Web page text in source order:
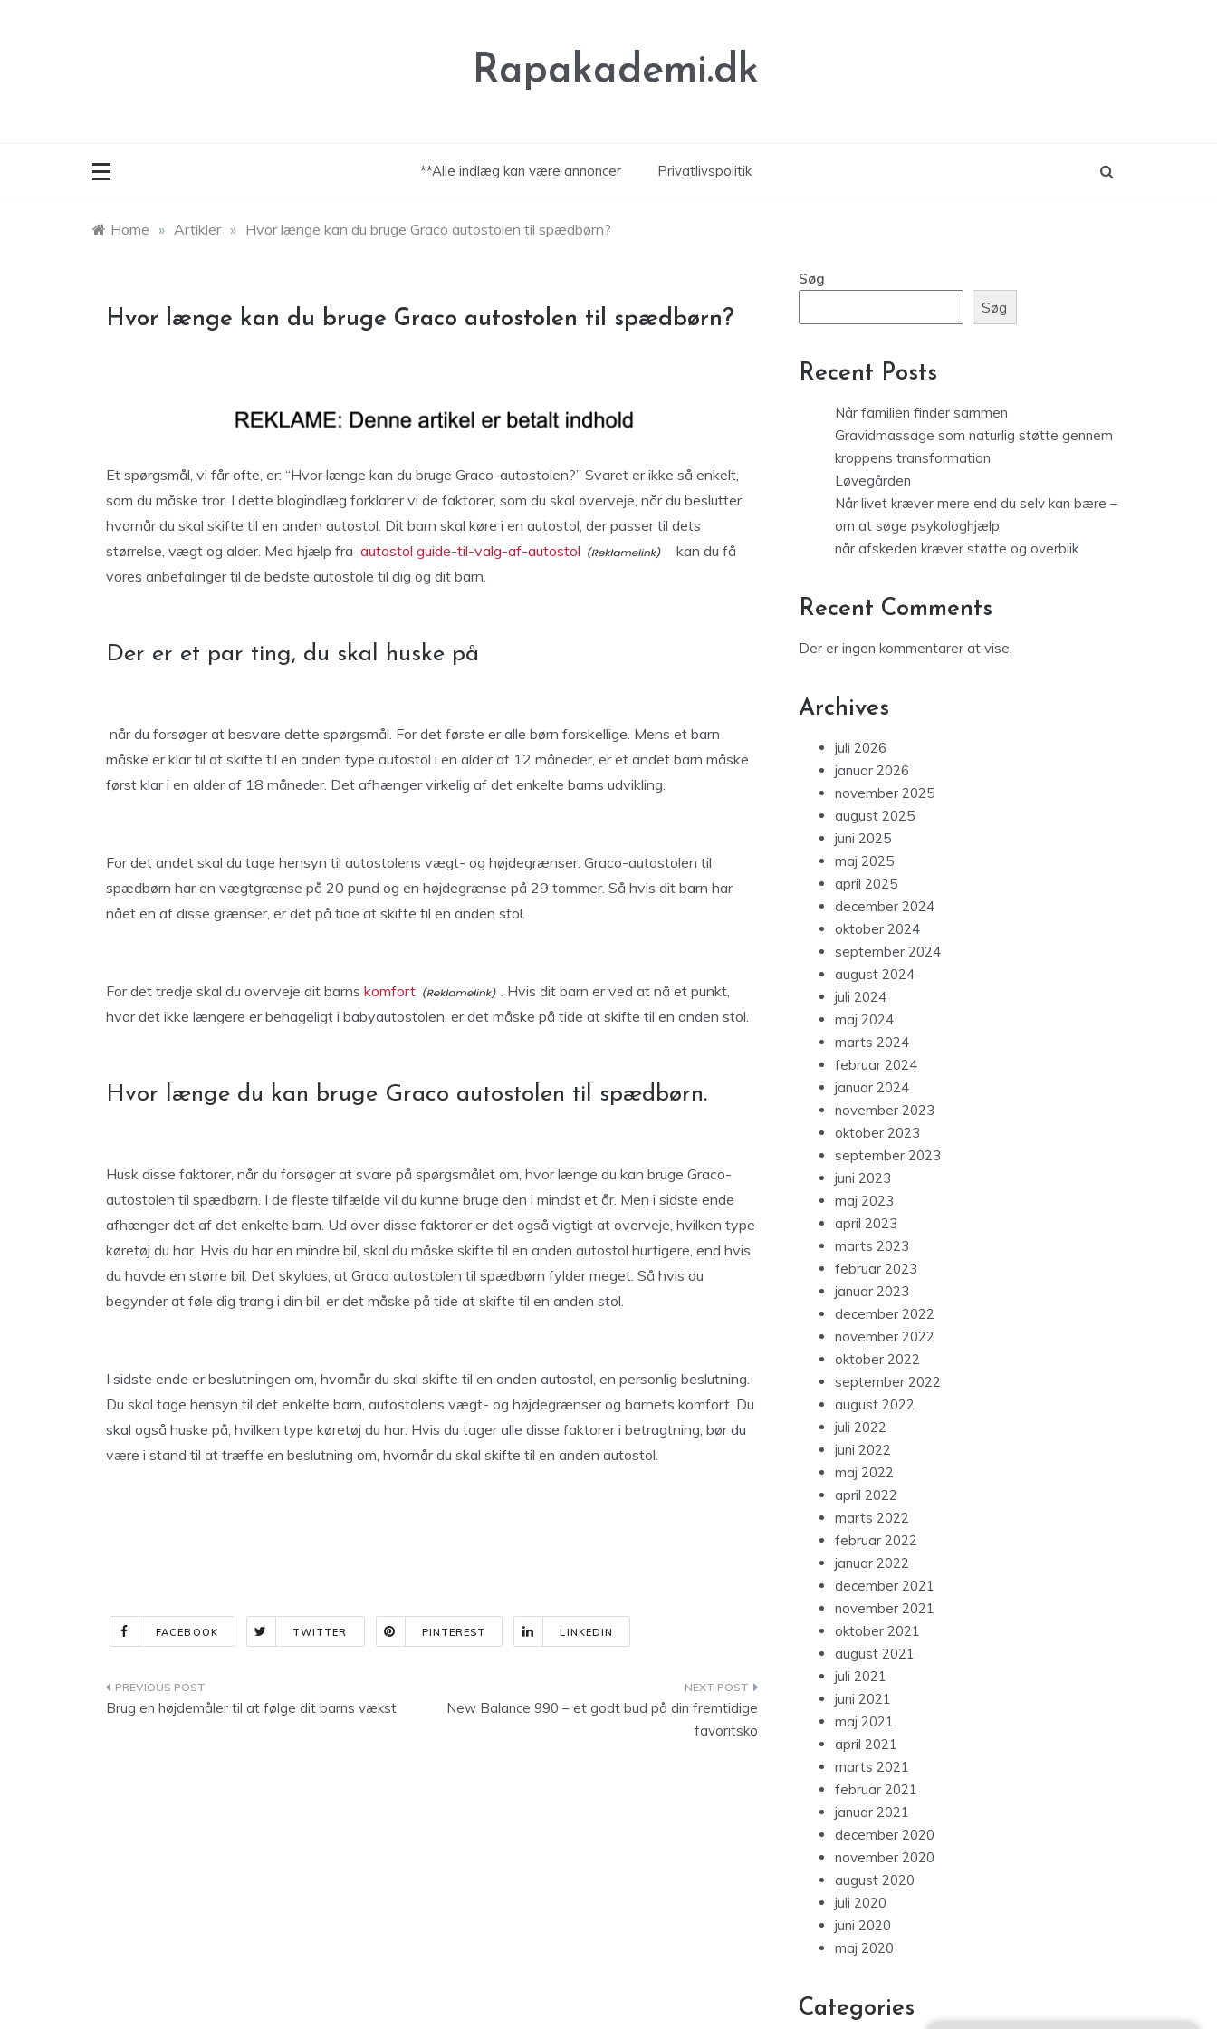
Rapakademi.dk
**Alle indlæg kan være annoncer Privatlivspolitik
Home » Artikler » Hvor længe kan du bruge Graco autostolen til spædbørn?
Hvor længe kan du bruge Graco autostolen til spædbørn?
Et spørgsmål, vi får ofte, er: “Hvor længe kan du bruge Graco-autostolen?” Svaret er ikke så enkelt,
som du måske tror. I dette blogindlæg forklarer vi de faktorer, som du skal overveje, når du beslutter,
hvornår du skal skifte til en anden autostol. Dit barn skal køre i en autostol, der passer til dets
størrelse, vægt og alder. Med hjælp fra autostol guide-til-valg-af-autostol
kan du få
vores anbefalinger til de bedste autostole til dig og dit barn.
Der er et par ting, du skal huske på
når du forsøger at besvare dette spørgsmål. For det første er alle børn forskellige. Mens et barn
måske er klar til at skifte til en anden type autostol i en alder af 12 måneder, er et andet barn måske
først klar i en alder af 18 måneder. Det afhænger virkelig af det enkelte barns udvikling.
For det andet skal du tage hensyn til autostolens vægt- og højdegrænser. Graco-autostolen til
spædbørn har en vægtgrænse på 20 pund og en højdegrænse på 29 tommer. Så hvis dit barn har
nået en af disse grænser, er det på tide at skifte til en anden stol.
For det tredje skal du overveje dit barns komfort
. Hvis dit barn er ved at nå et punkt,
hvor det ikke længere er behageligt i babyautostolen, er det måske på tide at skifte til en anden stol.
Hvor længe du kan bruge Graco autostolen til spædbørn.
Husk disse faktorer, når du forsøger at svare på spørgsmålet om, hvor længe du kan bruge Graco-
autostolen til spædbørn. I de fleste tilfælde vil du kunne bruge den i mindst et år. Men i sidste ende
afhænger det af det enkelte barn. Ud over disse faktorer er det også vigtigt at overveje, hvilken type
køretøj du har. Hvis du har en mindre bil, skal du måske skifte til en anden autostol hurtigere, end hvis
du havde en større bil. Det skyldes, at Graco autostolen til spædbørn fylder meget. Så hvis du
begynder at føle dig trang i din bil, er det måske på tide at skifte til en anden stol.
I sidste ende er beslutningen om, hvornår du skal skifte til en anden autostol, en personlig beslutning.
Du skal tage hensyn til det enkelte barn, autostolens vægt- og højdegrænser og barnets komfort. Du
skal også huske på, hvilken type køretøj du har. Hvis du tager alle disse faktorer i betragtning, bør du
være i stand til at træffe en beslutning om, hvornår du skal skifte til en anden autostol.
FACEBOOK TWITTER PINTEREST LINKEDIN
Indlægsnavigation
Brug en højdemåler til at følge dit barns vækst
New Balance 990 – et godt bud på din fremtidige
favoritsko
Søg
Søg
Recent Posts
Når familien finder sammen
Gravidmassage som naturlig støtte gennem
kroppens transformation
Løvegården
Når livet kræver mere end du selv kan bære –
om at søge psykologhjælp
når afskeden kræver støtte og overblik
Recent Comments
Der er ingen kommentarer at vise.
Archives
juli 2026
januar 2026
november 2025
august 2025
juni 2025
maj 2025
april 2025
december 2024
oktober 2024
september 2024
august 2024
juli 2024
maj 2024
marts 2024
februar 2024
januar 2024
november 2023
oktober 2023
september 2023
juni 2023
maj 2023
april 2023
marts 2023
februar 2023
januar 2023
december 2022
november 2022
oktober 2022
september 2022
august 2022
juli 2022
juni 2022
maj 2022
april 2022
marts 2022
februar 2022
januar 2022
december 2021
november 2021
oktober 2021
august 2021
juli 2021
juni 2021
maj 2021
april 2021
marts 2021
februar 2021
januar 2021
december 2020
november 2020
august 2020
juli 2020
juni 2020
maj 2020
Categories